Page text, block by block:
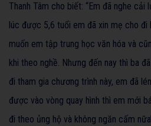
Thanh Tâm cho biết: “Em đã nghe
lúc được 5,6 tuổi em đã xin mẹ cho
muốn em tập trung học văn hóa và
khi theo nghề. Nhưng đến nay thì ba
đi tham gia chương trình này, em đã
được vào vòng quay hình thì em mới
đi theo ủng hộ và không ngăn cấm